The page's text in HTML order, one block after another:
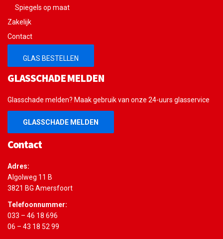
Spiegels op maat
Zakelijk
Contact
GLAS BESTELLEN
GLASSCHADE MELDEN
Glasschade melden? Maak gebruik van onze 24-uurs glasservice
GLASSCHADE MELDEN
Contact
Adres:
Algolweg 11 B
3821 BG Amersfoort
Telefoonnummer:
033 – 46 18 696
06 – 43 18 52 99